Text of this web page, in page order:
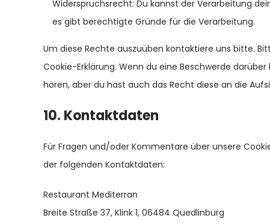
Widerspruchsrecht: Du kannst der Verarbeitung
es gibt berechtigte Gründe für die Verarbeitung.
Um diese Rechte auszuüben kontaktiere uns bitte.
Cookie-Erklärung. Wenn du eine Beschwerde
hören, aber du hast auch das Recht diese an die
10. Kontaktdaten
Für Fragen und/oder Kommentare über unsere
der folgenden Kontaktdaten:
Restaurant Mediterran
Breite Straße 37, Klink 1, 06484 Quedlinburg